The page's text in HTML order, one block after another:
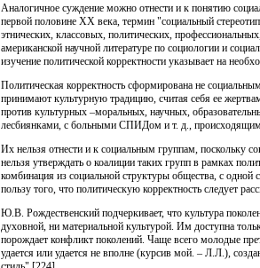
Аналогичное суждение можно отнести и к понятию
первой половине ХХ века, термин "социальный
этнических, классовых, политических,
американской научной литературе по социологии и
изучение политической корректности указывает на
Политическая корректность сформирована не
принимают культурную традицию, считая себя ее
против культурных –моральных, научных,
лесбиянками, с больными СПИДом и т. д.,
Их нельзя отнести и к социальным группам, поскольку
нельзя утверждать о коалиции таких групп в рамках
комбинация из социальной структуры общества, с одной
пользу того, что политическую корректность следует
Ю.В. Рождественский подчеркивает, что культура
духовной, ни материальной культурой. Им доступна
порождает конфликт поколений. Чаще всего молодые
удается или удается не вполне (курсив мой. – Л.Л.),